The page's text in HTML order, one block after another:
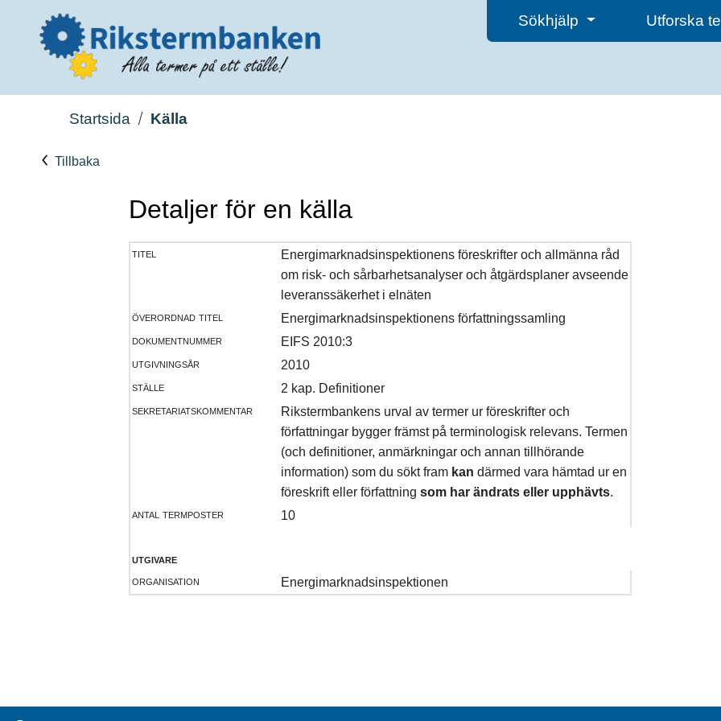
Sökhjälp Utforska
Startsida Källa
Tillbaka
Detaljer för en källa
titel
Energimarknadsinspektionens föreskrifter och allmänna råd
om risk- och sårbarhetsanalyser och åtgärdsplaner avseende
leveranssäkerhet i elnäten
överordnad titel
Energimarknadsinspektionens författningssamling
dokumentnummer
EIFS 2010:3
utgivningsår
2010
ställe
2 kap. Definitioner
sekretariatskommentar
Rikstermbankens urval av termer ur föreskrifter och
författningar bygger främst på terminologisk relevans. Termen
(och definitioner, anmärkningar och annan tillhörande
information) som du sökt fram kan därmed vara hämtad ur en
föreskrift eller författning som har ändrats eller upphävts.
antal termposter
10
utgivare
organisation
Energimarknadsinspektionen